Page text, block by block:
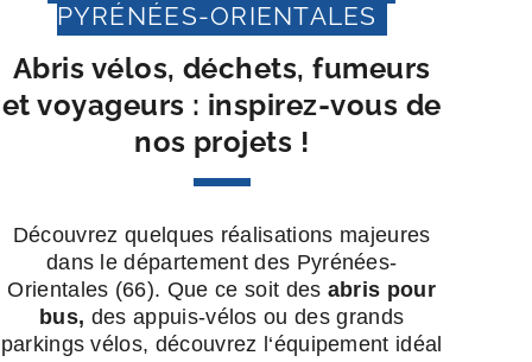
PYRÉNÉES-ORIENTALES
Abris vélos, déchets, fumeurs
et voyageurs : inspirez-vous de
nos projets !
Découvrez quelques réalisations majeures
dans le département des Pyrénées-
Orientales (66). Que ce soit des abris pour
bus, des appuis-vélos ou des grands
parkings vélos, découvrez l‘équipement idéal